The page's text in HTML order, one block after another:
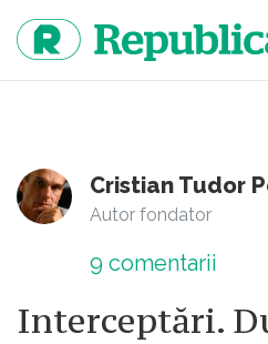
continut
Autor fondator
9 comentarii
Interceptări.